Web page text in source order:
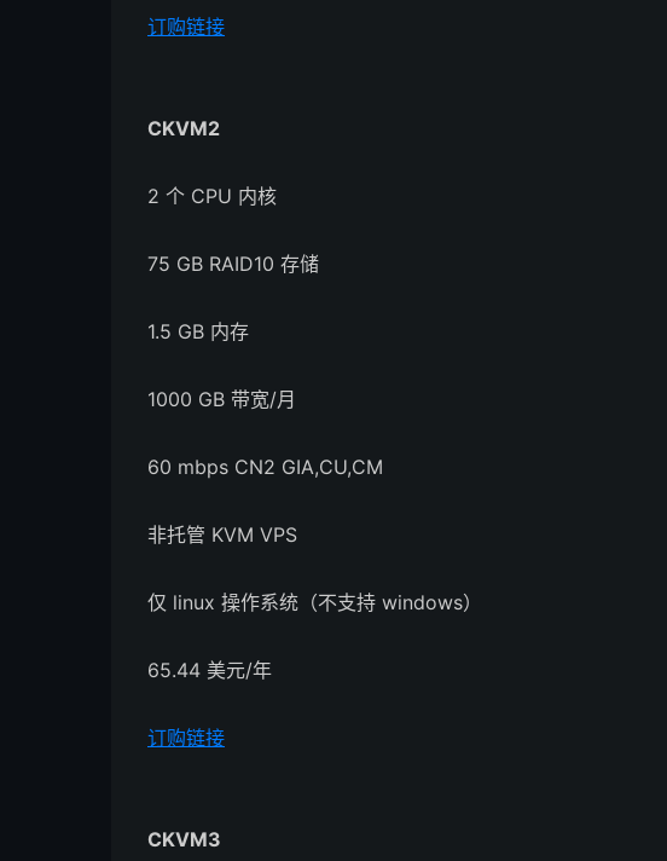
订购链接
CKVM2
2 个 CPU 内核
75 GB RAID10 存储
1.5 GB 内存
1000 GB 带宽/月
60 mbps CN2 GIA,CU,CM
非托管 KVM VPS
仅 linux 操作系统（不支持 windows）
65.44 美元/年
订购链接
CKVM3